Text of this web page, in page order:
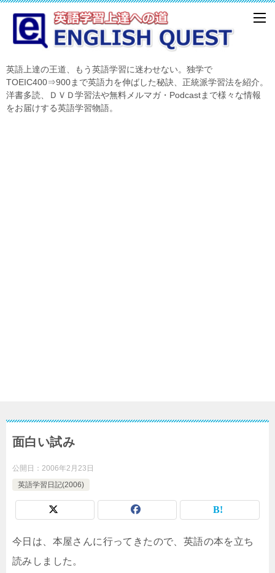
英語上達の王道、もう英語学習に迷わせない。独学で
TOEIC400⇒900まで英語力を伸ばした秘訣、正統派学習法を紹介。
洋書多読、ＤＶＤ学習法や無料メルマガ・Podcastまで様々な情報
をお届けする英語学習物語。
面白い試み
公開日： 2006年2月23日
英語学習日記(2006)
今日は、本屋さんに行ってきたので、英語の本を立ち
読みしました。